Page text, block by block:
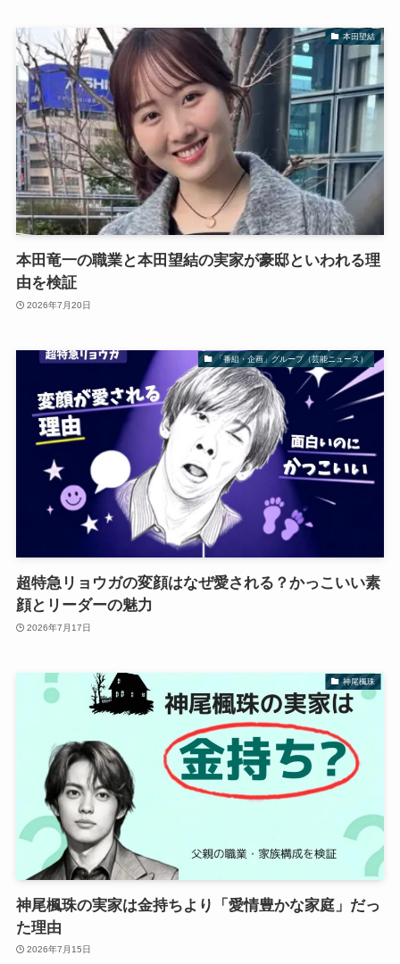
本田望結
本田竜一の職業と本田望結の実家が豪邸といわれる理
由を検証
2026年7月20日
「番組・企画」グループ（芸能ニュース）
超特急リョウガの変顔はなぜ愛される？かっこいい素
顔とリーダーの魅力
2026年7月17日
神尾楓珠
神尾楓珠の実家は金持ちより「愛情豊かな家庭」だっ
た理由
2026年7月15日